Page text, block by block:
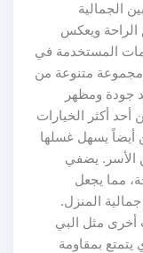
ويعكس
المستخدمة في
متنوعة من
ومظهر
أكثر الخيارات
يسهل غسلها
يضفي
مما يجعل
المنزل.
مثل البي
بمقاومة